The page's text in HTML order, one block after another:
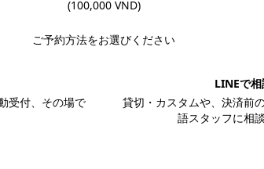
(100,000 VND)
ご予約方法をお選びください
受付、その場で
LINEで
貸切・カスタムや、決済前
語スタッフに相